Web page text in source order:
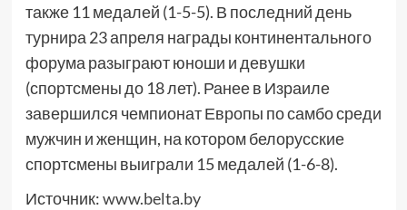
также 11 медалей (1-5-5). В последний день
турнира 23 апреля награды континентального
форума разыграют юноши и девушки
(спортсмены до 18 лет). Ранее в Израиле
завершился чемпионат Европы по самбо среди
мужчин и женщин, на котором белорусские
спортсмены выиграли 15 медалей (1-6-8).
Источник:www.belta.by